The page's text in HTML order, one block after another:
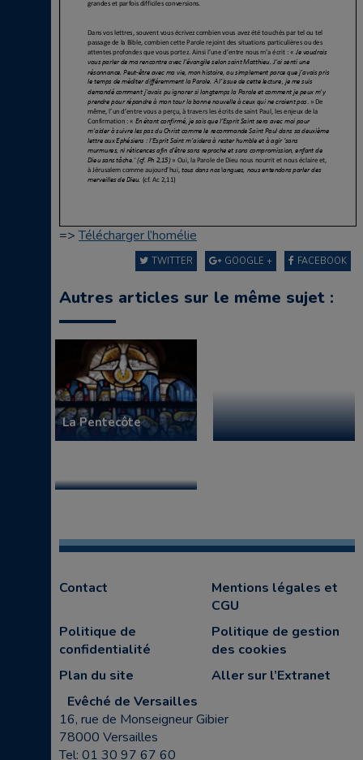
=>Télécharger l’homélie
FACEBOOK
GOOGLE +
TWITTER
Autres articles sur le même sujet :
La Pentecôte
Contact
Mentions légales et
CGU
Politique de
confidentialité
Politique de gestion
des cookies
Plan du site
Aller sur l’Extranet
Evêché de Versailles
16, rue de Monseigneur Gibier
78000 Versailles
Tel: 01 30 97 67 60